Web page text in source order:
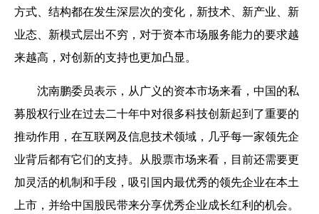
方式、结构都在发生深层次的变化，新技术、新产业、新
业态、新模式层出不穷，对于资本市场服务能力的要求越
来越高，对创新的支持也更加凸显。
沈南鹏委员表示， 从广义的资本市场来看，中国的私
募股权行业在过去二十年中对很多科技创新起到了重要的
推动作用， 在互联网及信息技术领域 ， 几乎每一家领先企
业背后都有它们的支持。从股票市场来看，目前还需要更
加灵活的机制和手段，吸引国内最优秀的领先企业在本土
上市，并给中国股民带来分享优秀企业成长红利的机会。